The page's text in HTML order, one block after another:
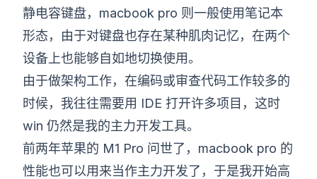
静电容键盘，macbook pro 则一般使用笔记本
形态，由于对键盘也存在某种肌肉记忆，在两个
设备上也能够自如地切换使用。
由于做架构工作，在编码或审查代码工作较多的
时候，我往往需要用 IDE 打开许多项目，这时
win 仍然是我的主力开发工具。
前两年苹果的 M1 Pro 问世了，macbook pro 的
性能也可以用来当作主力开发了，于是我开始高